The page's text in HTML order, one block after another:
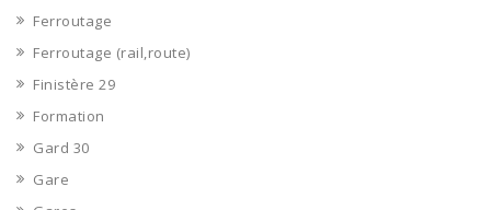
Ferroutage
Ferroutage (rail,route)
Finistère 29
Formation
Gard 30
Gare